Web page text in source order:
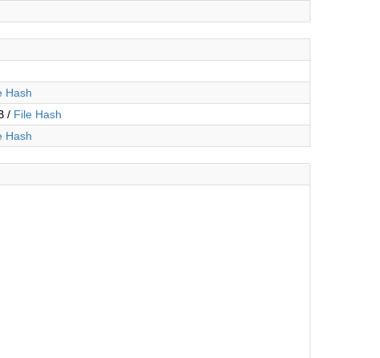
Hash
/ File Hash
Hash